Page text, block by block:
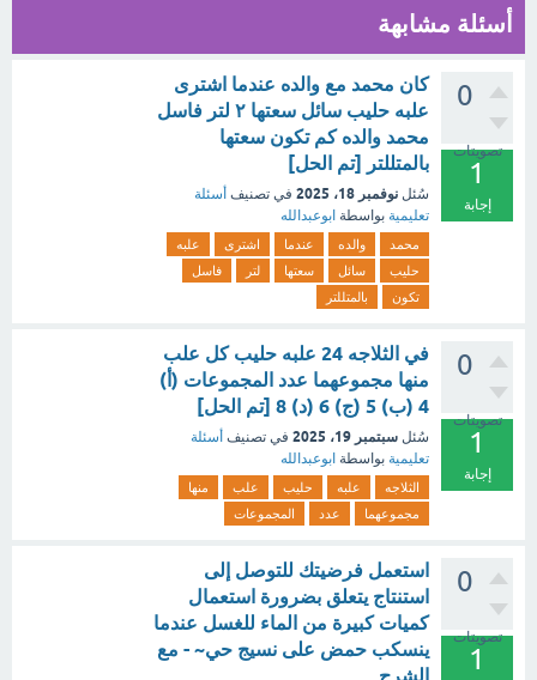
أسئلة مشابهة
0
تصويتات
1
إجابة
كان محمد مع والده عندما اشترى
علبه حليب سائل سعتها ٢ لتر فاسل
محمد والده كم تكون سعتها
بالمتللتر [تم الحل]
سُئل نوفمبر 18، 2025 في تصنيف أسئلة
تعليمية بواسطة ابوعبدالله
محمد والده عندما اشترى
علبه
حليب
سائل سعتها لتر
فاسل
تكون
بالمتللتر
0
تصويتات
1
إجابة
في الثلاجه 24 علبه حليب كل علب
منها مجموعهما عدد المجموعات (أ)
4 (ب) 5 (ج) 6 (د) 8 [تم الحل]
سُئل سبتمبر 19، 2025 في تصنيف أسئلة
تعليمية بواسطة ابوعبدالله
الثلاجه علبه حليب علب
منها
مجموعهما
عدد المجموعات
0
تصويتات
1
استعمل فرضيتك للتوصل إلى
استنتاج يتعلق بضرورة استعمال
كميات كبيرة من الماء للغسل عندما
ينسكب حمض على نسيج حي~ - مع